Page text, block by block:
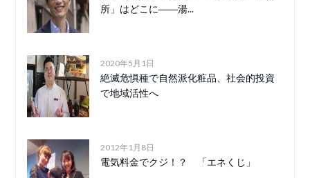
所」はどこに――湯...
2020年5月1日
絶滅危惧種で自然派化粧品、社会的投資
で地域活性へ
2012年1月8日
電気料金でクジ！？ 「エネくじ」